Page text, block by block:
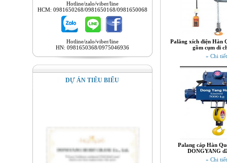
Hotline/zalo/viber/line
HCM: 0981650268/0981650168/0981650068
Hotline/zalo/viber/line
HN: 0981650368/0975046936
DỰ ÁN TIÊU BIỂU
Palăng xích điện Hàn
gồm cụm di
» Chi tiết
Palang cáp Hàn
DONGYANG
» Chi tiết